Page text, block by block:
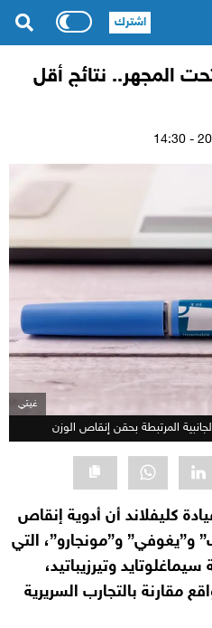
المجهر.. نتائج أقل
غيتي
المرتبطة بحقن إنقاص الوزن
كليفلاند أن أدوية إنقاص
و”يغوفي” و”مونجارو”، التي
وتيرزيباتيد،
مقارنة بالتجارب السريرية
اشترك